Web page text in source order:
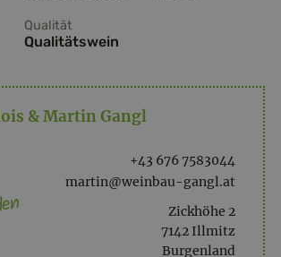
Qualität
Qualitätswein
& Martin Gangl
+43 676 7583044
martin@weinbau-gangl.at
Zickhöhe 2
7142 Illmitz
Burgenland